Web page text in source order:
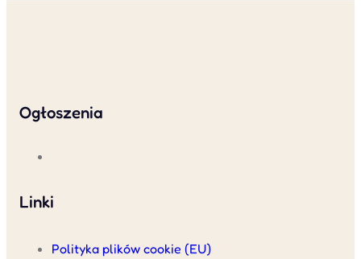
Ogłoszenia
Linki
Polityka plików cookie (EU)